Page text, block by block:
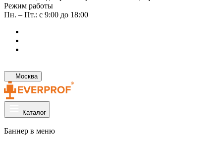
Режим работы
Пн. – Пт.: с 9:00 до 18:00
Москва
Каталог
Баннер в меню